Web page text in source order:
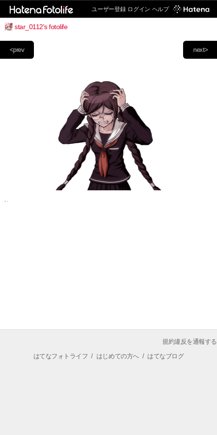
ユーザー登録 ログイン ヘルプ
star_0112's fotolife
next>
<prev
規約違反を通報する
はてなフォトライフ / はじめての方へ/ はてなブログ